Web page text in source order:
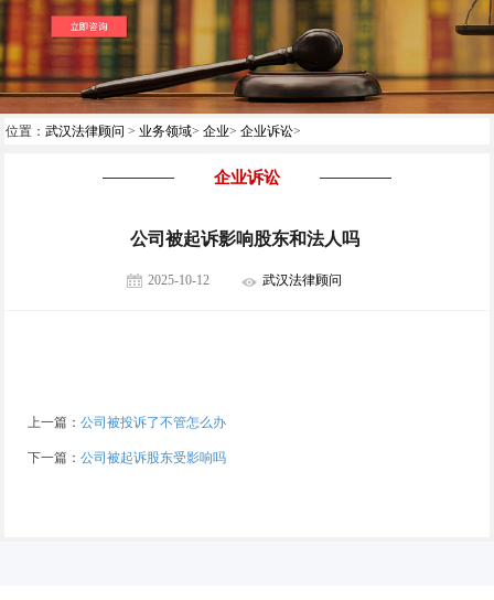
位置： 武汉法律顾问 > 业务领域> 企业> 企业诉讼>
企业诉讼
公司被起诉影响股东和法人吗
2025-10-12 武汉法律顾问
上一篇： 公司被投诉了不管怎么办
下一篇： 公司被起诉股东受影响吗